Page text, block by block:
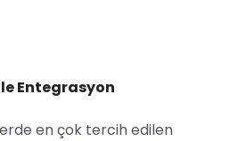
Entegrasyon
en çok tercih edilen